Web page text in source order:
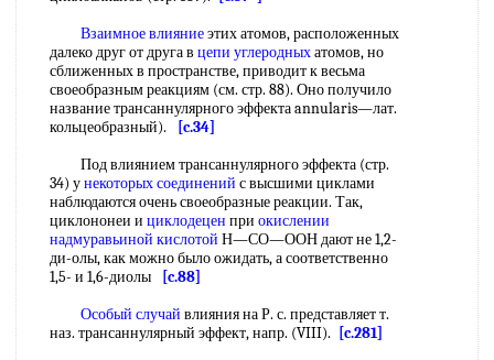
Взаимное влияниеэтих атомов, расположенных
далеко друг от друга в цепи углеродныхатомов, но
сближенных в пространстве, приводит к весьма
своеобразным реакциям (см. стр. 88). Оно получило
название трансаннулярного эффекта annularis—лат.
кольцеобразный).
[c.34]
Под влиянием трансаннулярного эффекта (стр.
34) унекоторых соединений с высшими циклами
наблюдаются очень своеобразные реакции. Так,
циклононеи и циклодецен при окислении
надмуравьиной кислотой Н—СО—ООН дают не 1,2-
ди-олы, как можно было ожидать, а соответственно
1,5- и 1,6-диолы
[c.88]
Особый случай влияния на Р. с. представляет т.
наз. трансаннулярный эффект, напр. (VIII).
[c.281]